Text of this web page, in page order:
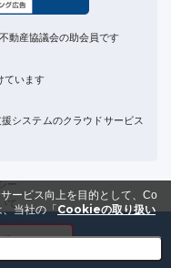
動産協議会の助会員です
ています
システムのクラウドサービス
ー
て
いて
ービス向上を目的として、Co
当社の「Cookieの取り扱い